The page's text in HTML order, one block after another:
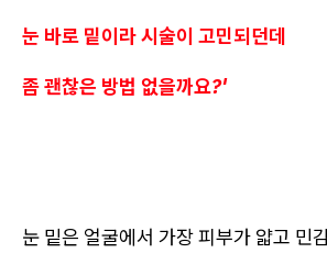
눈 바로 밑이라 시술이 고민되던데
좀 괜찮은 방법 없을까요?'
눈 밑은 얼굴에서 가장 피부가 얇고 민